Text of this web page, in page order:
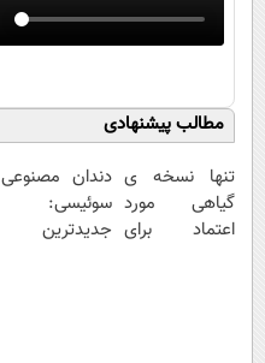
مطالب پیشنهادی
تنها نسخه ی
گیاهی مورد
اعتماد برای
دندان مصنوعی
سوئیسی:
جدیدترین